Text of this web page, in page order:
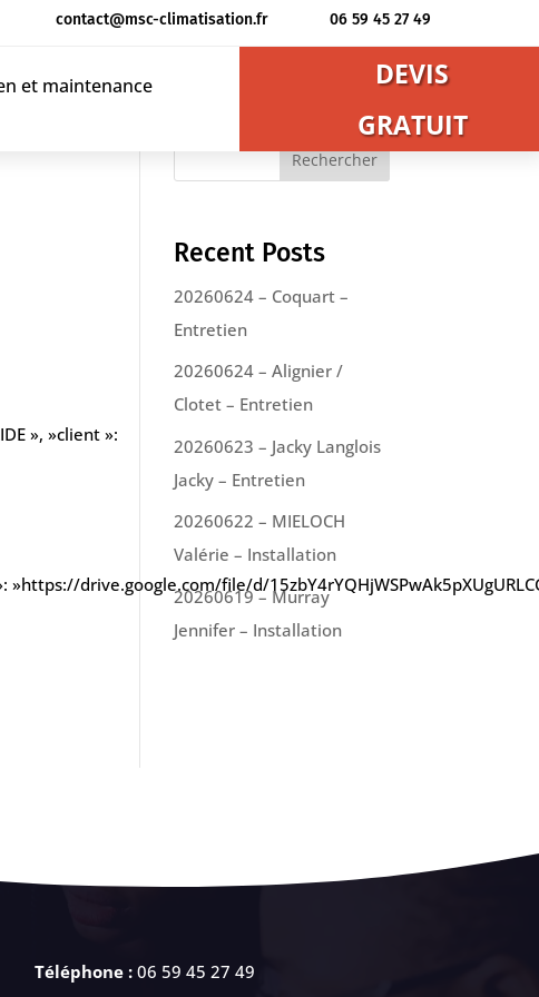
contact@msc-climatisation.fr 06 59 45 27 49
et maintenance
DEVIS
GRATUIT
», »client »:
drive.google.com/file/d/
Rechercher
Recent Posts
20260624 – Coquart –
Entretien
20260624 – Alignier /
Clotet – Entretien
20260623 – Jacky Langlois
Jacky – Entretien
20260622 – MIELOCH
Valérie – Installation
20260619 – Murray
Jennifer – Installation
Téléphone : 06 59 45 27 49